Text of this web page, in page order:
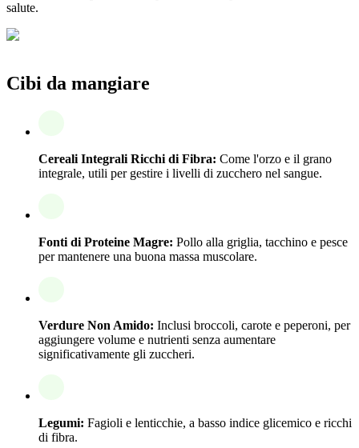
salute.
Cibi da mangiare
Cereali Integrali Ricchi di Fibra: Come l'orzo e il grano
integrale, utili per gestire i livelli di zucchero nel sangue.
Fonti di Proteine Magre: Pollo alla griglia, tacchino e pesce
per mantenere una buona massa muscolare.
Verdure Non Amido: Inclusi broccoli, carote e peperoni, per
aggiungere volume e nutrienti senza aumentare
significativamente gli zuccheri.
Legumi: Fagioli e lenticchie, a basso indice glicemico e ricchi
di fibra.